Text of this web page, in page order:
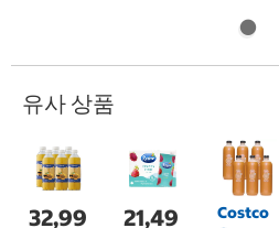
유사 상품
32,99
21,49
Costco